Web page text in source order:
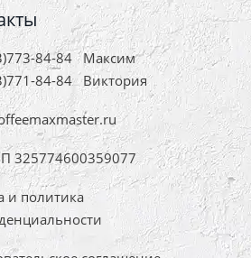
84-84Максим
84-84Виктория
325774600359077
и политика